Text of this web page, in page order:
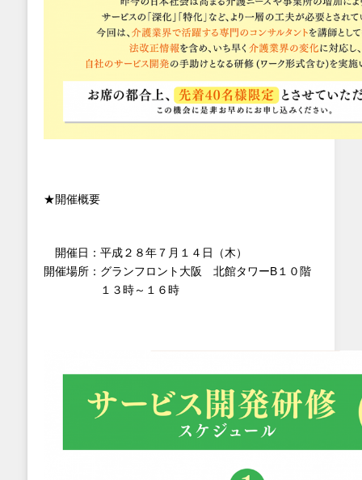
★開催概要
開催日：平成２８年７月１４日（木）
開催場所：グランフロント大阪 北館タワーB１０階
１３時～１６時